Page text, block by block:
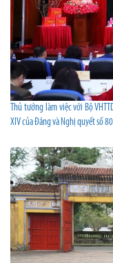
Thủ tướng làm việc với Bộ
XIV của Đảng và Nghị quyết số